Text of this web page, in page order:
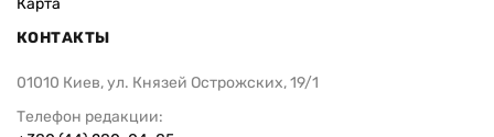
Карта
КОНТАКТЫ
01010 Киев, ул. Князей Острожских, 19/1
Телефон редакции: